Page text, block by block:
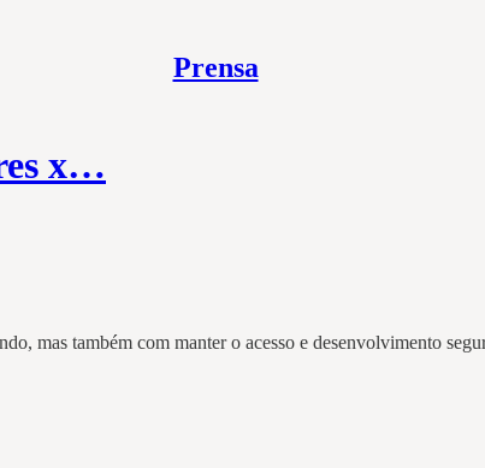
Prensa
x…
mas também com manter o acesso e desenvolvimento